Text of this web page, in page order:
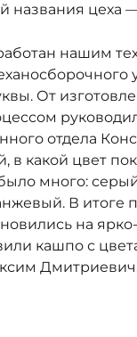
названия цеха
нашим
От
отдела
в какой цвет
много:
В итоге
на
кашпо с